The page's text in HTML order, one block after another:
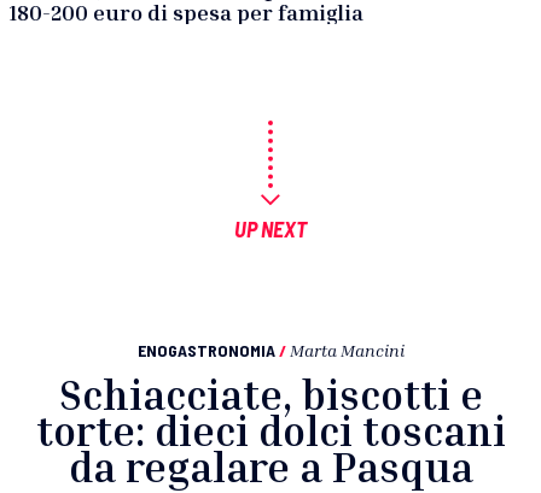
180-200 euro di spesa per famiglia
UP NEXT
ENOGASTRONOMIA / Marta Mancini
Schiacciate, biscotti e
torte: dieci dolci toscani
da regalare a Pasqua